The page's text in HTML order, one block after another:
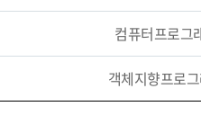
컴퓨터프로그
객체지향프로